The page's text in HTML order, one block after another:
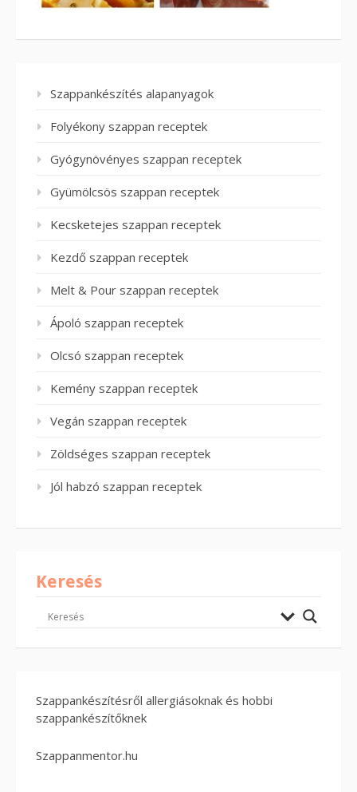
Szappankészítés alapanyagok
Folyékony szappan receptek
Gyógynövényes szappan receptek
Gyümölcsös szappan receptek
Kecsketejes szappan receptek
Kezdő szappan receptek
Melt & Pour szappan receptek
Ápoló szappan receptek
Olcsó szappan receptek
Kemény szappan receptek
Vegán szappan receptek
Zöldséges szappan receptek
Jól habzó szappan receptek
Keresés
Szappankészítésről allergiásoknak és hobbi
szappankészítőknek
Szappanmentor.hu